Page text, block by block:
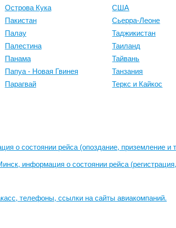
Острова Кука
Пакистан
Палау
Палестина
Панама
Папуа - Новая Гвинея
Парагвай
США
Сьерра-Леоне
Таджикистан
Таиланд
Тайвань
Танзания
Теркс и Кайкос
о состоянии рейса (опоздание, приземление и
информация о состоянии рейса
телефоны, ссылки на сайты авиакомпаний.